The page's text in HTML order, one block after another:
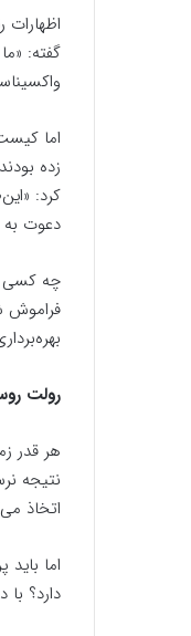
گفته:
کرد:
دعوت به
فراموش
رولت
هر قدر
نتیجه
اتخاذ
اما
دارد؟